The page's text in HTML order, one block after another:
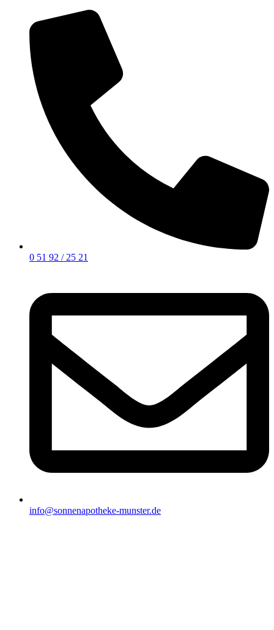
0 51 92 / 25 21
info@sonnenapotheke-munster.de